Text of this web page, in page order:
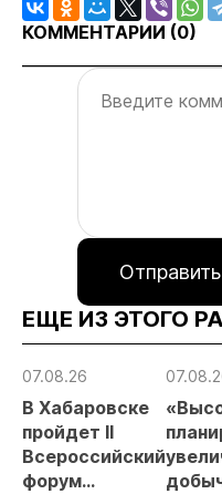
КОММЕНТАРИИ (0)
Отправить
ЕЩЕ ИЗ ЭТОГО
07.08.26
В Хабаровске
пройдет II
Всероссийский
форум